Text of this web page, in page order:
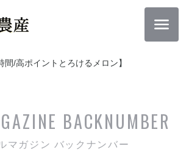
間/高ポイントとろけるメロン】
BACKNUMBER
マガジン バックナンバー